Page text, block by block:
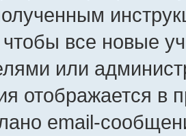
чтобы все новые
или
отображается в
email-